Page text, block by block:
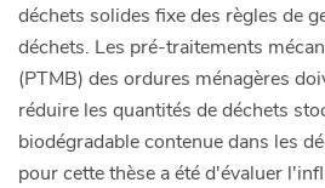
déchets solides fixe des règles de
déchets. Les pré-traitements
(PTMB) des ordures ménagères
réduire les quantités de déchets
biodégradable contenue dans les
pour cette thèse a été d'évaluer